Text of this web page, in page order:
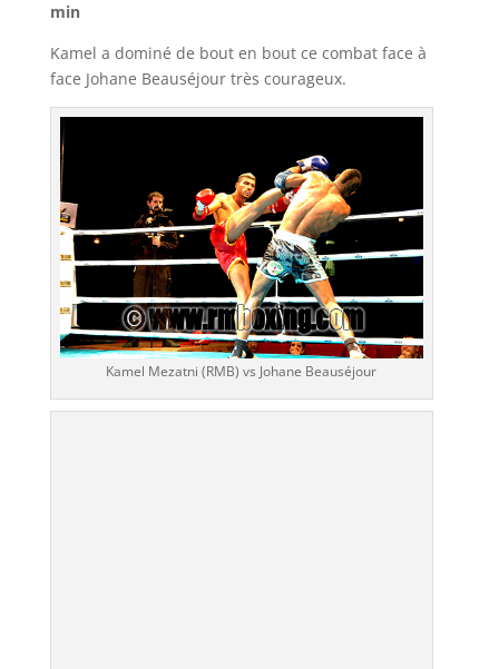
min
Kamel a dominé de bout en bout ce combat face à
face Johane Beauséjour très courageux.
Kamel Mezatni (RMB) vs Johane Beauséjour